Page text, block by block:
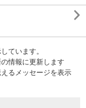

ています。
情報に更新します
るメッセージを表示